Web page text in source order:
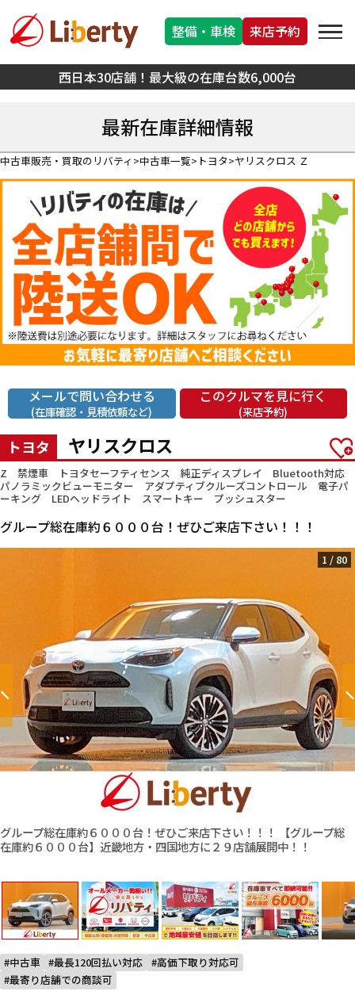
西日本30店舗！最大級の在庫台数6,000台
整備・車検 来店予約
最新在庫詳細情報
中古車販売・買取のリバティ 中古車一覧 トヨタ ヤリスクロス Ｚ
メールで問い合わせる
(在庫確認・見積依頼など)
このクルマを見に行く
(来店予約)
トヨタ ヤリスクロス
Z 禁煙車 トヨタセーフティセンス 純正ディスプレイ Bluetooth対応
パノラミックビューモニター アダプティブクルーズコントロール 電子パ
ーキング LEDヘッドライト スマートキー プッシュスター
グループ総在庫約６０００台！ぜひご来店下さい！！！
グループ総在庫約６０００台！ぜひご来店下さい！！！ 【グループ総
在庫約６０００台】近畿地方・四国地方に２９店舗展開中！！
1 / 80
中古車 最長120回払い対応
高価下取り対応可
最寄り店舗での商談可